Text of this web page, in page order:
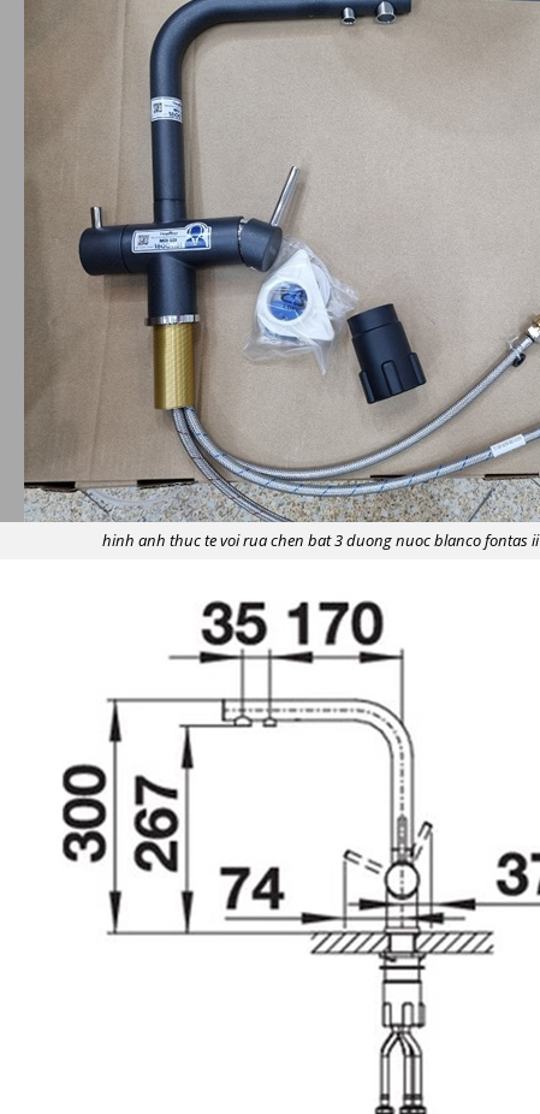
hinh anh thuc te voi rua chen bat 3 duong nuoc blanco fontas ii